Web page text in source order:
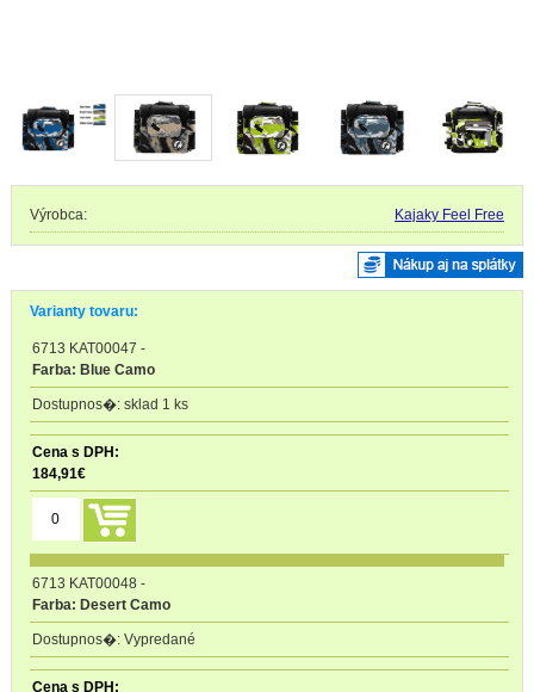
Výrobca: Kajaky Feel Free
Varianty tovaru:
6713 KAT00047 -
Farba: Blue Camo
sklad 1 ks
184,91€
6713 KAT00048-
Farba: Desert Camo
Vypredané